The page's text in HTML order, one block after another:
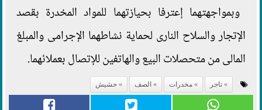
وبمواجهتهما إعترفا بحيازتهما للمواد المخدرة بقصد
الإتجار والسلاح النارى لحماية نشاطهما الإجرامى والمبلغ
المالى من متحصلات البيع والهاتفين للإتصال بعملائهما.
تاجر مخدرات الصف حشيش